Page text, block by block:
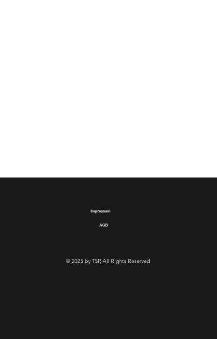
© 2025 by TSP, All Rights Reserved
Impressum
AGB